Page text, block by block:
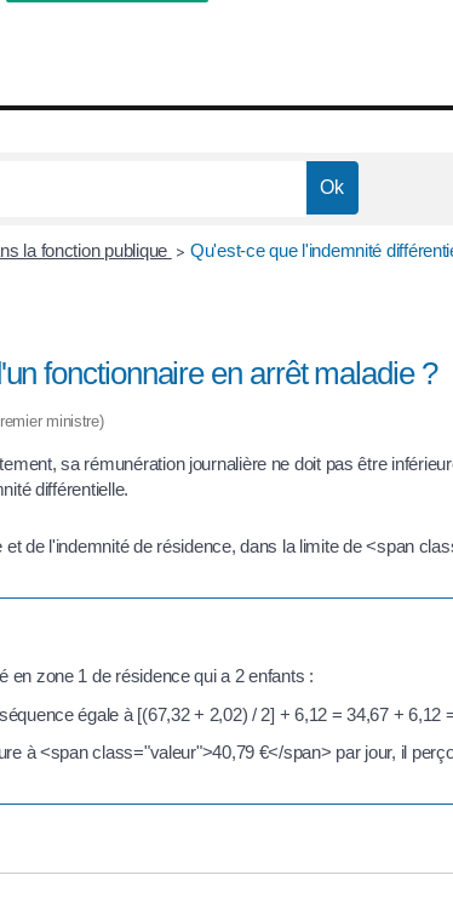
la fonction publique > Qu'est-ce que l'indemnité
fonctionnaire en arrêt maladie ?
ministre)
sa rémunération journalière ne doit pas être
différentielle.
de l'indemnité de résidence, dans la limite de <span
en zone 1 de résidence qui a 2 enfants :
égale à [(67,32 + 2,02) / 2] + 6,12 = 34,67 +
à <span class="valeur">40,79 €</span> par jour, il